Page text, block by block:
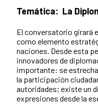
Temática: La
El conversatorio girará
como elemento
naciones. Desde esta
innovadores de
importante: se
la participación
autoridades; existe un
expresiones desde la